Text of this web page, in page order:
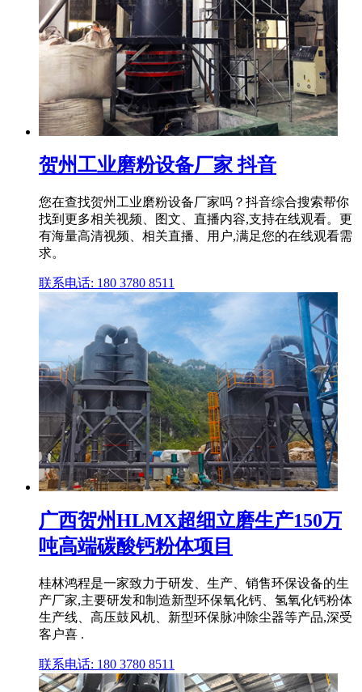
贺州工业磨粉设备厂家 抖音
您在查找贺州工业磨粉设备厂家吗？抖音综合搜索帮你
找到更多相关视频、图文、直播内容,支持在线观看。更
有海量高清视频、相关直播、用户,满足您的在线观看需
求。
联系电话: 180 3780 8511
广西贺州HLMX超细立磨生产150万
吨高端碳酸钙粉体项目
桂林鸿程是一家致力于研发、生产、销售环保设备的生
产厂家,主要研发和制造新型环保氧化钙、氢氧化钙粉体
生产线、高压鼓风机、新型环保脉冲除尘器等产品,深受
客户喜 .
联系电话: 180 3780 8511